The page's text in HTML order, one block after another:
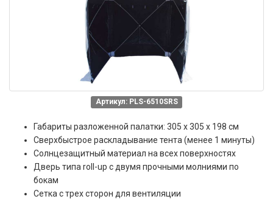
Артикул: PLS-6510SRS
Габариты разложенной палатки: 305 x 305 x 198 см
Сверхбыстрое раскладывание тента (менее 1 минуты)
Солнцезащитный материал на всех поверхностях
Дверь типа roll-up с двумя прочными молниями по
бокам
Сетка с трех сторон для вентиляции